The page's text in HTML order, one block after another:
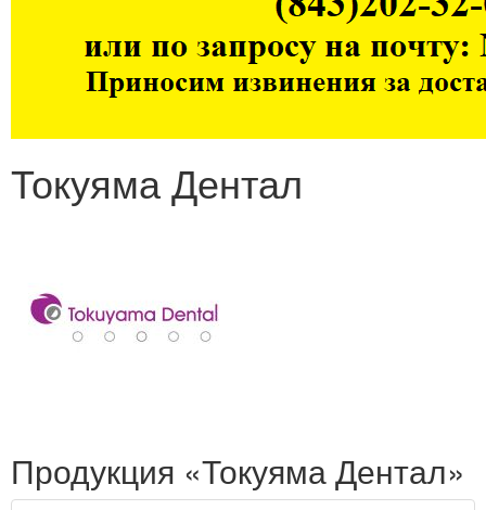
Токуяма Дентал
Продукция «Токуяма Дентал»